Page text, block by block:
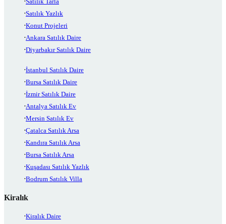
Satılık Yazlık
Konut Projeleri
Ankara Satılık Daire
Diyarbakır Satılık Daire
İstanbul Satılık Daire
Bursa Satılık Daire
İzmir Satılık Daire
Antalya Satılık Ev
Mersin Satılık Ev
Çatalca Satılık Arsa
Kandıra Satılık Arsa
Bursa Satılık Arsa
Kuşadası Satılık Yazlık
Bodrum Satılık Villa
Kiralık
Kiralık Daire